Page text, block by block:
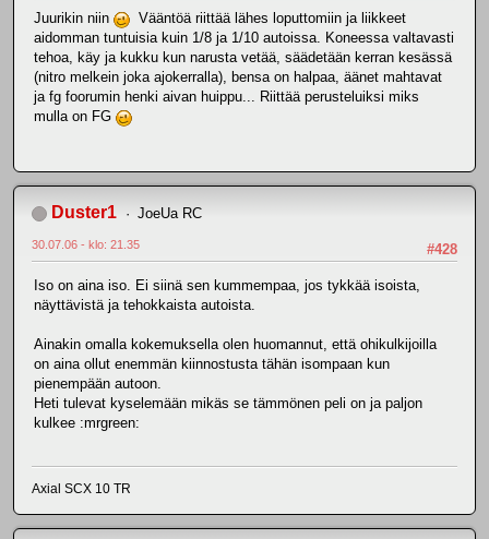
Juurikin niin
Vääntöä riittää lähes loputtomiin ja liikkeet
aidomman tuntuisia kuin 1/8 ja 1/10 autoissa. Koneessa valtavasti
tehoa, käy ja kukku kun narusta vetää, säädetään kerran kesässä
(nitro melkein joka ajokerralla), bensa on halpaa, äänet mahtavat
ja fg foorumin henki aivan huippu... Riittää perusteluiksi miks
mulla on FG
Duster1 JoeUa RC
#428
30.07.06 - klo: 21.35
Iso on aina iso. Ei siinä sen kummempaa, jos tykkää isoista,
näyttävistä ja tehokkaista autoista.
Ainakin omalla kokemuksella olen huomannut, että ohikulkijoilla
on aina ollut enemmän kiinnostusta tähän isompaan kun
pienempään autoon.
Heti tulevat kyselemään mikäs se tämmönen peli on ja paljon
kulkee :mrgreen:
Axial SCX 10 TR